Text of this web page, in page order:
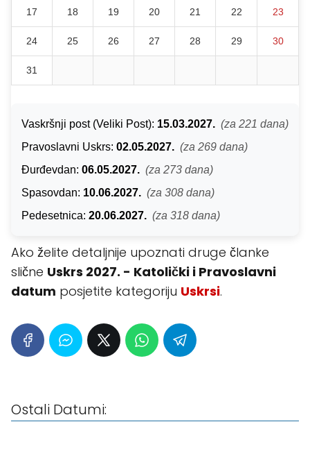
17 18 19 20 21 22 23
24 25 26 27 28 29 30
31
Vaskršnji post (Veliki Post): 15.03.2027. (za 221 dana)
Pravoslavni Uskrs: 02.05.2027. (za 269 dana)
Đurđevdan: 06.05.2027. (za 273 dana)
Spasovdan: 10.06.2027. (za 308 dana)
Pedesetnica: 20.06.2027. (za 318 dana)
Ako želite detaljnije upoznati druge članke
slične Uskrs 2027. - Katolički i Pravoslavni
datum posjetite kategoriju Uskrsi.
Ostali Datumi: